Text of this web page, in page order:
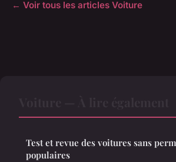
← Voir tous les articles Voiture
Test et revue des voitures sans
populaires